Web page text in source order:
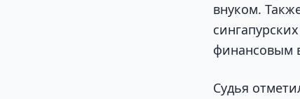
внуком.
финансовым
Судья